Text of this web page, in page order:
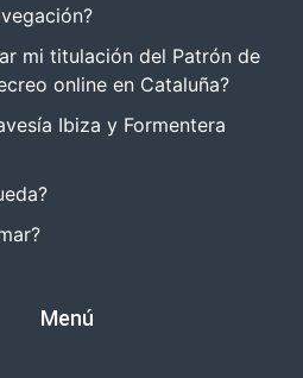
mi titulación del Patrón de
online en Cataluña?
Ibiza y Formentera
Menú